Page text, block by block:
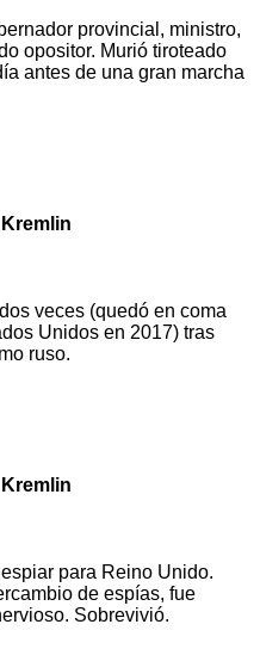
provincial, ministro,
opositor. Murió tiroteado
antes de una gran marcha
veces (quedó en coma
Unidos en 2017) tras
ruso.
para Reino Unido.
de espías, fue
Sobrevivió.